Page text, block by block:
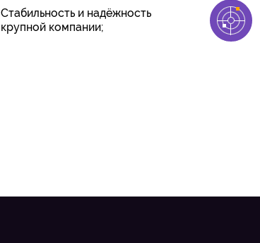
Стабильность и надёжность
крупной компании;